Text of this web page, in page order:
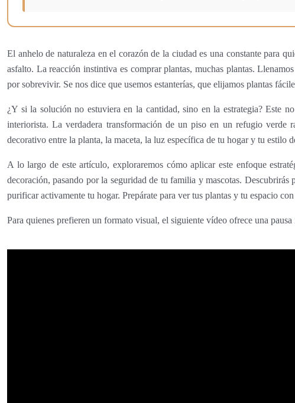
El anhelo de naturaleza en el corazón de la ciudad es una constante para
asfalto. La reacción instintiva es comprar plantas, muchas plantas.
por sobrevivir. Se nos dice que usemos estanterías, que elijamos plantas
¿Y si la solución no estuviera en la cantidad, sino en la estrategia? Este
interiorista. La verdadera transformación de un piso en un refugio verde
decorativo entre la planta, la maceta, la luz específica de tu hogar y tu estilo
A lo largo de este artículo, exploraremos cómo aplicar este enfoque
decoración, pasando por la seguridad de tu familia y mascotas.
purificar activamente tu hogar. Prepárate para ver tus plantas y tu espacio
Para quienes prefieren un formato visual, el siguiente vídeo ofrece una